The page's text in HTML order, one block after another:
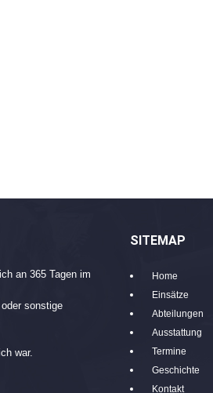
an 365 Tagen im
sonstige
war.
SITEMAP
Home
Einsätze
Abteilungen
Ausstattung
Termine
Geschichte
Kontakt